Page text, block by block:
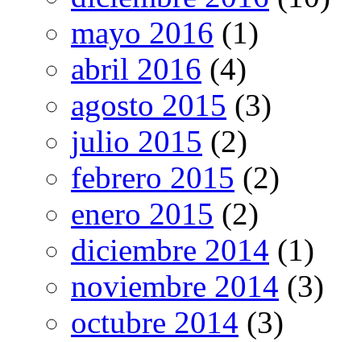
mayo 2016 (1)
abril 2016 (4)
agosto 2015 (3)
julio 2015 (2)
febrero 2015 (2)
enero 2015 (2)
diciembre 2014 (1)
noviembre 2014 (3)
octubre 2014 (3)